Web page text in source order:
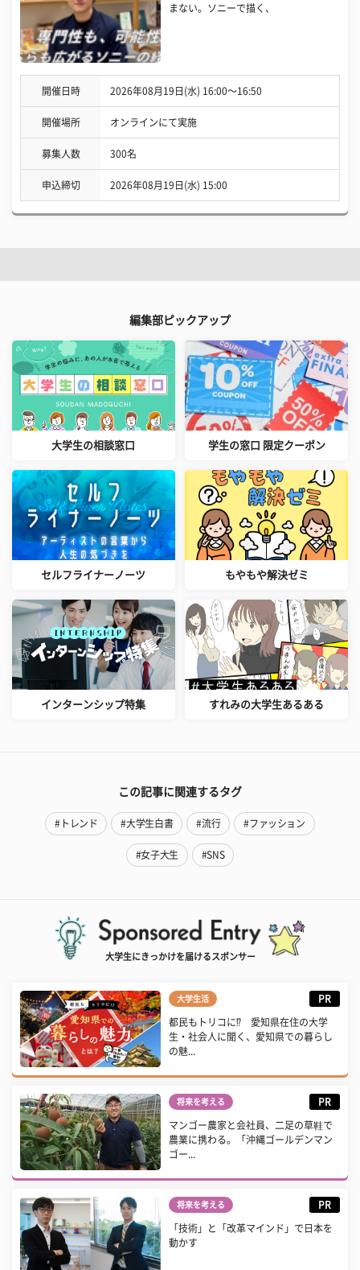
まない。ソニーで描く、
開催日時 2026年08月19日(水) 16:00〜16:50
開催場所 オンラインにて実施
募集人数 300名
申込締切 2026年08月19日(水) 15:00
編集部ピックアップ
大学生の相談窓口 学生の窓口 限定クーポン
セルフライナーノーツ もやもや解決ゼミ
インターンシップ特集 すれみの大学生あるある
この記事に関連するタグ
#トレンド #大学生白書 #流行 #ファッション
#女子大生 #SNS
大学生にきっかけを届けるスポンサー
大学生活 PR
都民もトリコに⁉ 愛知県在住の大学
生・社会人に聞く、愛知県での暮らし
の魅...
将来を考える PR
マンゴー農家と会社員、二足の草鞋で
農業に携わる。「沖縄ゴールデンマン
ゴー...
将来を考える PR
「技術」と「改革マインド」で日本を
動かす